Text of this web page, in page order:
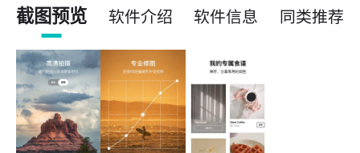
截图预览 软件介绍 软件信息 同类推荐